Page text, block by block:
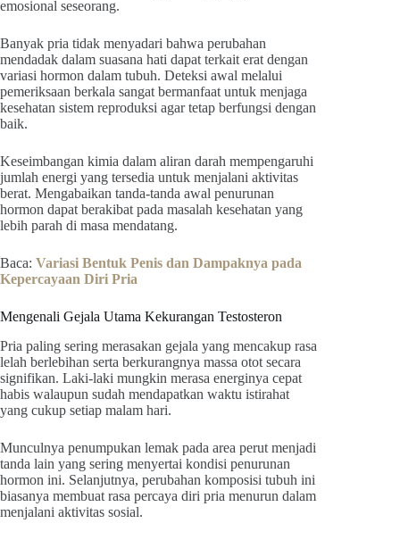
emosional seseorang.
Banyak pria tidak menyadari bahwa perubahan
mendadak dalam suasana hati dapat terkait erat dengan
variasi hormon dalam tubuh. Deteksi awal melalui
pemeriksaan berkala sangat bermanfaat untuk menjaga
kesehatan sistem reproduksi agar tetap berfungsi dengan
baik.
Keseimbangan kimia dalam aliran darah mempengaruhi
jumlah energi yang tersedia untuk menjalani aktivitas
berat. Mengabaikan tanda-tanda awal penurunan
hormon dapat berakibat pada masalah kesehatan yang
lebih parah di masa mendatang.
Baca: Variasi Bentuk Penis dan Dampaknya pada
Kepercayaan Diri Pria
Mengenali Gejala Utama Kekurangan Testosteron
Pria paling sering merasakan gejala yang mencakup rasa
lelah berlebihan serta berkurangnya massa otot secara
signifikan. Laki-laki mungkin merasa energinya cepat
habis walaupun sudah mendapatkan waktu istirahat
yang cukup setiap malam hari.
Munculnya penumpukan lemak pada area perut menjadi
tanda lain yang sering menyertai kondisi penurunan
hormon ini. Selanjutnya, perubahan komposisi tubuh ini
biasanya membuat rasa percaya diri pria menurun dalam
menjalani aktivitas sosial.